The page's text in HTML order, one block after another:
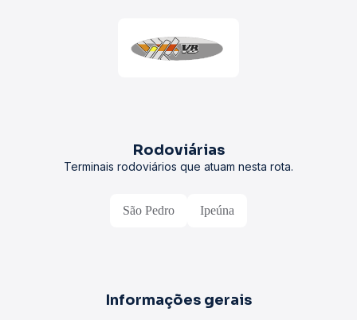
Rodoviárias
Terminais rodoviários que atuam nesta rota.
São Pedro Ipeúna
Informações gerais